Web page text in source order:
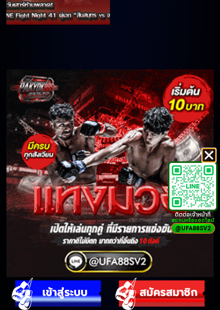
ติดต่อเจ้าหน้าที่
สแกนหรือแอดไลน์
@UFA88SV2